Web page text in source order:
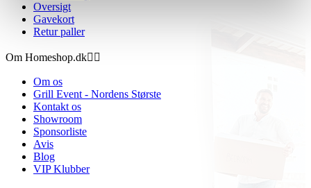
Oversigt
Gavekort
Retur paller
Om Homeshop.dk 
Om os
Grill Event - Nordens Største
Kontakt os
Showroom
Sponsorliste
Avis
Blog
VIP Klubber